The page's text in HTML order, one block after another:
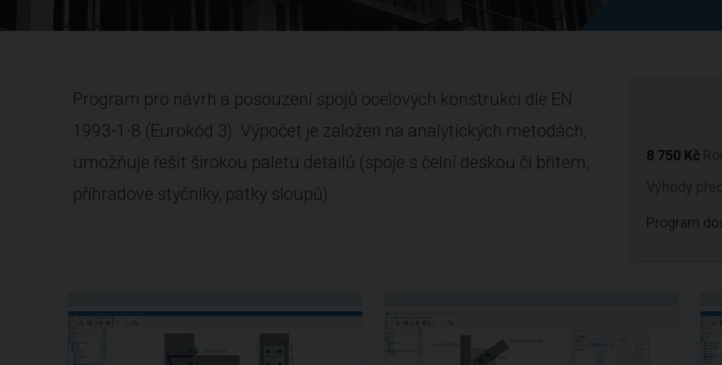
Program pro návrh a posouzení spojů ocelových konstrukcí dle EN
1993-1-8 (Eurokód 3). Výpočet je založen na analytických metodách,
umožňuje řešit širokou paletu detailů (spoje s čelní deskou či břitem,
příhradové styčníky, patky sloupů).
8 750 Kč
Program